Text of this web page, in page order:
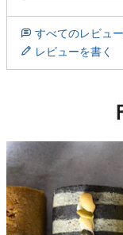
すべてのレビュ
レビューを書く